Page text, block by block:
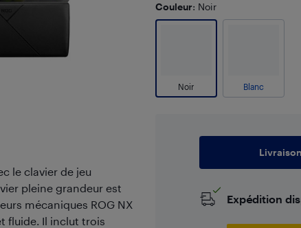
le clavier de jeu
pleine grandeur est
mécaniques ROG NX
fluide. Il inclut trois
Couleur: Noir
Noir Blanc
Livraison
Expédition